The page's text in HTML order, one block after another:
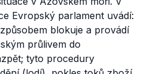
Evropský parlament uvádí:
blokuje a provádí
průlivem do
tyto procedury